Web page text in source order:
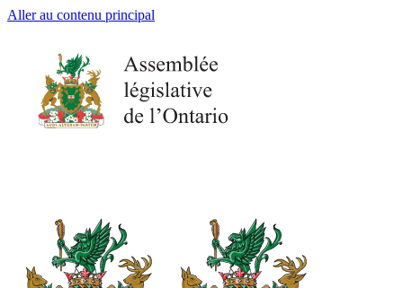
Aller au contenu principal